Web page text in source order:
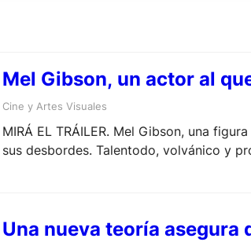
Mel Gibson, un actor al
Cine y Artes Visuales
MIRÁ EL TRÁILER. Mel Gibson, una
sus desbordes. Talentodo, volvánico y
Una nueva teoría asegura